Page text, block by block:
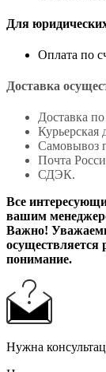
Для
Оплата по
Доставка
Доставка
Курьерская
Самовывоз
Почта
СДЭК.
Все
вашим
Важно!
осуществляется
понимание.
Нужна